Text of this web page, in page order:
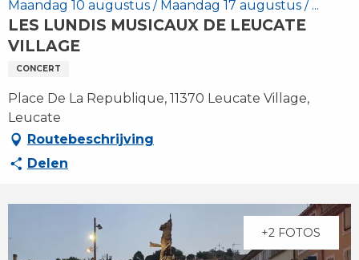
Maandag 10 augustus / Maandag 17 augustus / ...
LES LUNDIS MUSICAUX DE LEUCATE
VILLAGE
CONCERT
Place De La Republique, 11370 Leucate Village,
Leucate
Routebeschrijving
Delen
+2 FOTOS